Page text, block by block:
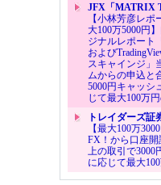
JFX「MATRIX
【小林芳彦レポ
大100万5000円
ジナルレポート
および
スキャインジ」
ムからの申込と
5000円キャッシ
じて最大100万
トレイダーズ証
【最大100万
FX！から口座
上の取引で3000
に応じて最大